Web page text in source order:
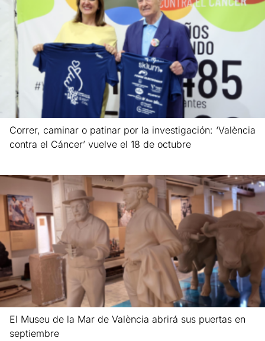
Correr, caminar o patinar por la investigación: ‘València
contra el Cáncer’ vuelve el 18 de octubre
El Museu de la Mar de València abrirá sus puertas en
septiembre